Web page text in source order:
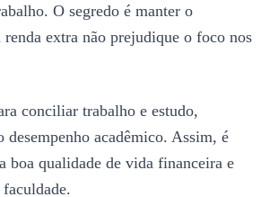
O segredo é manter o
extra não prejudique o foco nos
conciliar trabalho e estudo,
desempenho acadêmico. Assim, é
boa qualidade de vida financeira e